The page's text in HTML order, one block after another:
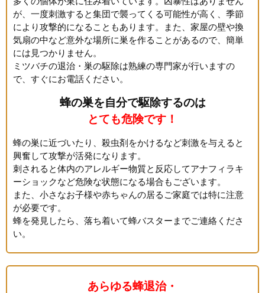
が、一度刺激すると集団で襲ってくる可能性が高く、季節
により攻撃的になることもあります。また、家屋の壁や換
気扇の中など意外な場所に巣を作ることがあるので、簡単
には見つかりません。
ミツバチの退治・巣の駆除は熟練の専門家が行いますの
で、すぐにお電話ください。
蜂の巣を自分で駆除するのは
とても危険です！
蜂の巣に近づいたり、殺虫剤をかけるなど刺激を与えると
興奮して攻撃が活発になります。
刺されると体内のアレルギー物質と反応してアナフィラキ
ーショックなど危険な状態になる場合もございます。
また、小さなお子様や赤ちゃんの居るご家庭では特に注意
が必要です。
蜂を発見したら、落ち着いて蜂バスターまでご連絡くださ
い。
あらゆる蜂退治・